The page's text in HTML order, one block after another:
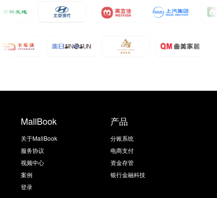
MallBook
关于MallBook
服务协议
视频中心
案例
登录
产品
分账系统
电商支付
资金存管
银行金融科技